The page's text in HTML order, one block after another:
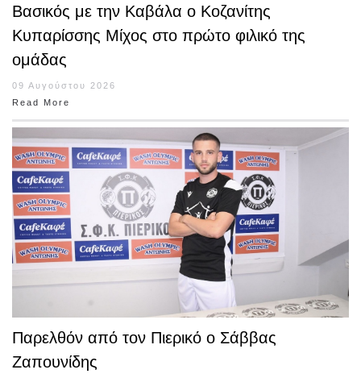
Βασικός με την Καβάλα ο Κοζανίτης
Κυπαρίσσης Μίχος στο πρώτο φιλικό της
ομάδας
09 Αυγούστου 2026
Read More
Παρελθόν από τον Πιερικό ο Σάββας
Ζαπουνίδης